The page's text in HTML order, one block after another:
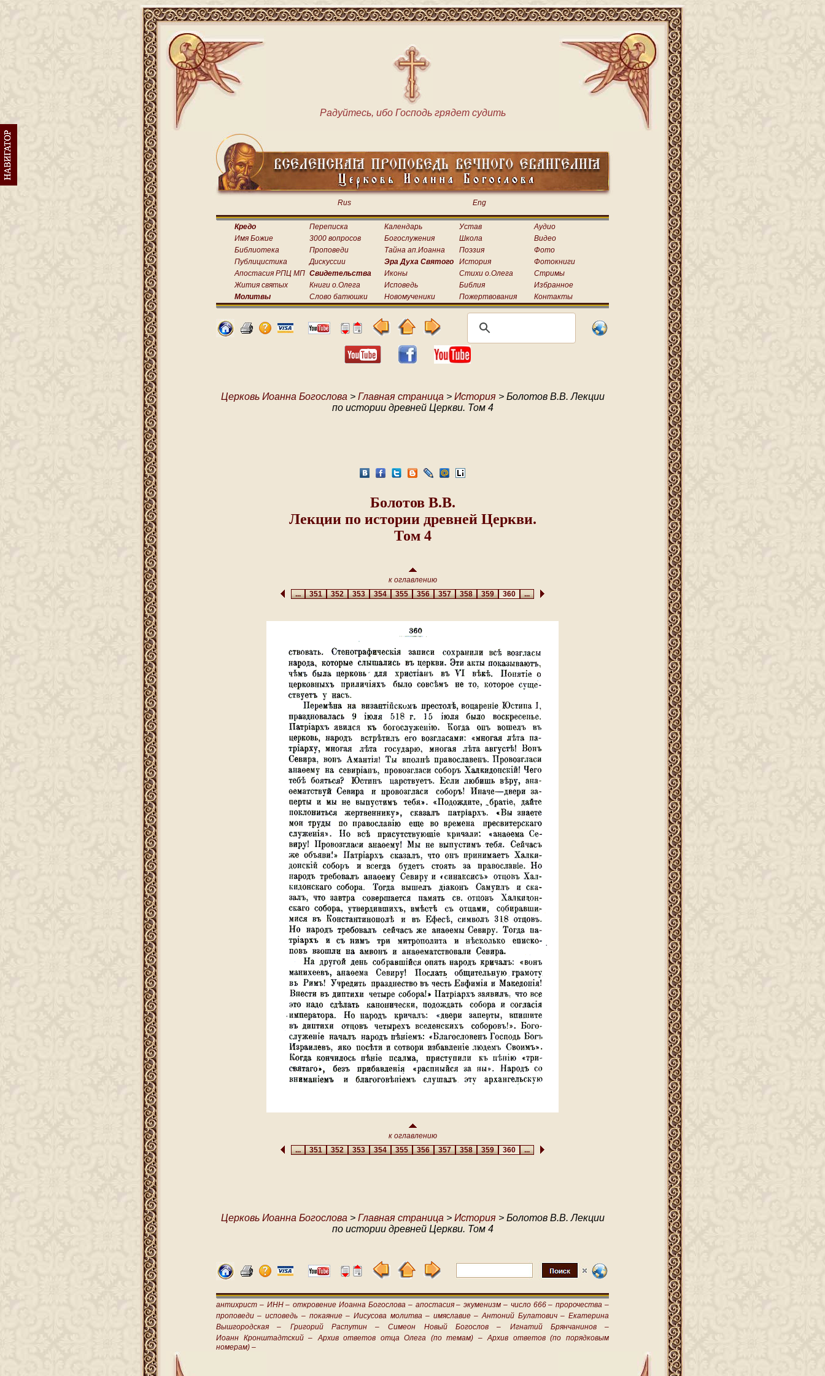
Радуйтесь, ибо Господь грядет судить
Rus Eng
Кредо Переписка Календарь Устав
Аудио
Имя Божие
3000 вопросов Богослужения Школа
Видео
Библиотека
Проповеди Тайна ап.Иоанна Поэзия
Фото
Публицистика
Дискуссии Эра Духа Святого История
Фотокниги
Апостасия РПЦ МП Свидетельства Иконы Стихи о.Олега
Стримы
Жития святых
Книги о.Олега Исповедь Библия
Избранное
Молитвы
Слово батюшки Новомученики Пожертвования Контакты
Церковь Иоанна Богослова > Главная страница > История> Болотов В.В. Лекции
по истории древней Церкви. Том 4
Болотов В.В.
Лекции по истории древней Церкви.
Том 4
к оглавлению
...351352353354355356357358359 360 ...
к оглавлению
...351352353354355356357358359 360 ...
Церковь Иоанна Богослова > Главная страница > История> Болотов В.В. Лекции
по истории древней Церкви. Том 4
антихрист – ИНН – откровение Иоанна Богослова – апостасия – экуменизм – число 666 – пророчества –
проповеди – исповедь – покаяние – Иисусова молитва – имяславие – Антоний Булатович – Екатерина
Вышгородская –
Григорий Распутин – Симеон Новый Богослов –
Игнатий Брянчанинов –
Иоанн Кронштадтский –
Архив ответов отца Олега (по темам) –
Архив ответов (по порядковым
номерам) –